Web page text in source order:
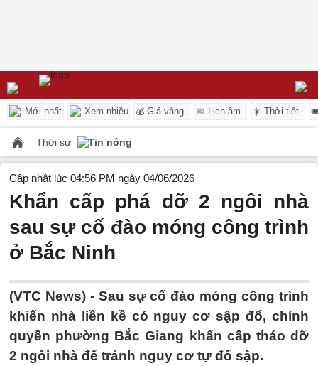
Mới nhất Xem nhiều 💰 Giá vàng 📅 Lịch âm ☀️ Thời tiết
Thời sự Tin nóng
Cập nhật lúc 04:56 PM ngày 04/06/2026
Khẩn cấp phá dỡ 2 ngôi nhà
sau sự cố đào móng công trình
ở Bắc Ninh
(VTC News) - Sau sự cố đào móng công trình
khiến nhà liền kề có nguy cơ sập đổ, chính
quyền phường Bắc Giang khẩn cấp tháo dỡ
2 ngôi nhà để tránh nguy cơ tự đổ sập.